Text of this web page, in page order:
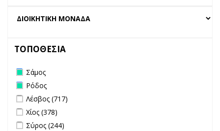
ΤΟΠΟΘΕΣΙΑ
Remove Σάμος filter
Σάμος
Remove Ρόδος filter
Ρόδος
Apply Λέσβος filter
Λέσβος (717)
Apply Χίος filter
Χίος (378)
Apply Σύρος filter
Σύρος (244)